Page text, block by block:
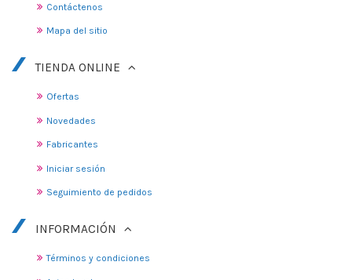
Contáctenos
Mapa del sitio
TIENDA ONLINE
Ofertas
Novedades
Fabricantes
Iniciar sesión
Seguimiento de pedidos
INFORMACIÓN
Términos y condiciones